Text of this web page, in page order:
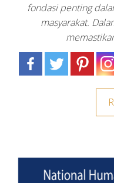
fondasi penting
masyarakat.